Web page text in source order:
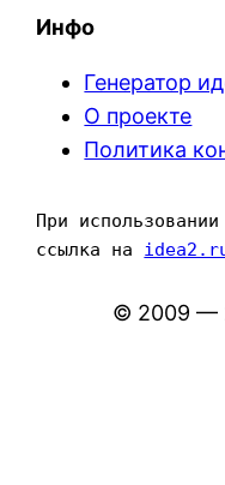
Инфо
Генератор
О проекте
Политика
При
ссылка на
© 2009 —